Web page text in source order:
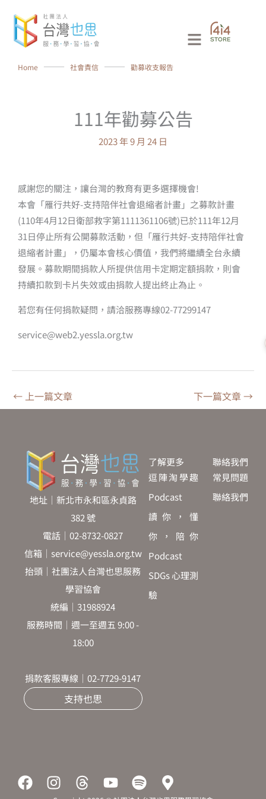
Main
Home ⸻ 社會責信 ⸻ 勸募收支報告
111年勸募公告
2023 年 9 月 24 日
感謝您的關注，讓台灣的教育有更多選擇機會!
本會「雁行共好-支持陪伴社會退縮者計畫」之募款計畫
(110年4月12日衛部救字第1111361106號)已於111年12月
31日停止所有公開募款活動，但「雁行共好-支持陪伴社會
退縮者計畫」，仍屬本會核心價值，我們將繼續全台永續
發展。募款期間捐款人所提供信用卡定期定額捐款，則會
持續扣款到卡片失效或由捐款人提出終止為止。
若您有任何捐款疑問，請洽服務專線02-77299147
service@web2.yessla.org.tw
← 上一篇文章 下一篇文章 →
了解更多
逗陣淘學趣
Podcast
讀你，懂
你，陪你
Podcast
SDGs 心理測
驗
地址｜新北市永和區永貞路
382 號
電話｜02-8732-0827
信箱｜service@yessla.org.tw
抬頭｜社團法人台灣也思服務
學習協會
統編｜31988924
服務時間｜週一至週五 9:00 -
18:00
捐款客服專線｜02-7729-9147
支持也思
聯絡我們
常見問題
聯絡我們
F I T Y S M